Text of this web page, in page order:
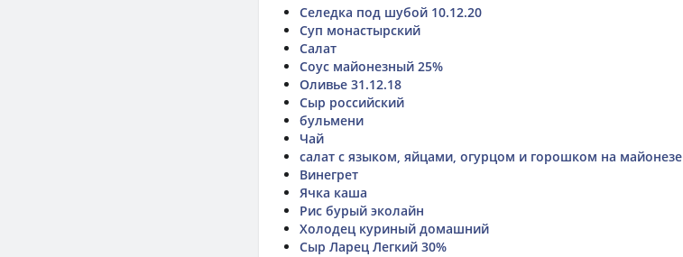
Селедка под шубой 10.12.20
Суп монастырский
Салат
Соус майонезный 25%
Оливье 31.12.18
Сыр российский
бульмени
Чай
салат с языком, яйцами, огурцом и горошком на майонезе
Винегрет
Ячка каша
Рис бурый эколайн
Холодец куриный домашний
Сыр Ларец Легкий 30%